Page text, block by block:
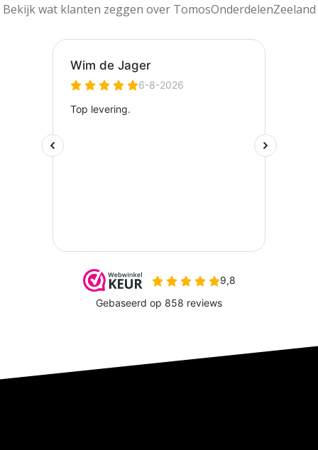
Bekijk wat klanten zeggen over TomosOnderdelenZeeland